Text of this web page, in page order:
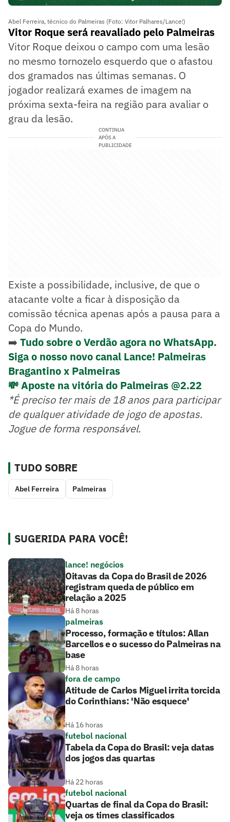
Abel Ferreira, técnico do Palmeiras (Foto: Vitor Palhares/Lance!)
Vitor Roque será reavaliado pelo Palmeiras
Vitor Roque deixou o campo com uma lesão
no mesmo tornozelo esquerdo que o afastou
dos gramados nas últimas semanas. O
jogador realizará exames de imagem na
próxima sexta-feira na região para avaliar o
grau da lesão.
CONTINUA
APÓS A
PUBLICIDADE
Existe a possibilidade, inclusive, de que o
atacante volte a ficar à disposição da
comissão técnica apenas após a pausa para a
Copa do Mundo.
➡️ Tudo sobre o Verdão agora no WhatsApp.
Siga o nosso novo canal Lance! Palmeiras
Bragantino x Palmeiras
💸 Aposte na vitória do Palmeiras @2.22
*É preciso ter mais de 18 anos para participar
de qualquer atividade de jogo de apostas.
Jogue de forma responsável.
TUDO SOBRE
Abel Ferreira Palmeiras
SUGERIDA PARA VOCÊ!
lance! negócios
Oitavas da Copa do Brasil de 2026
registram queda de público em
relação a 2025
Há 8 horas
palmeiras
Processo, formação e títulos: Allan
Barcellos e o sucesso do Palmeiras na
base
Há 8 horas
fora de campo
Atitude de Carlos Miguel irrita torcida
do Corinthians: 'Não esquece'
Há 16 horas
futebol nacional
Tabela da Copa do Brasil: veja datas
dos jogos das quartas
Há 22 horas
futebol nacional
Quartas de final da Copa do Brasil:
veja os times classificados